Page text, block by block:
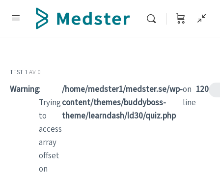
TEST 1AV 0
Warning:
Trying
to
access
array
offset
on
/home/medster1/medster.se/wp-
content/themes/buddyboss-
theme/learndash/ld30/quiz.php
on
line
120